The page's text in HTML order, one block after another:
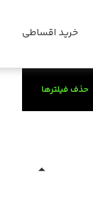
خرید اقساطی
حذف فیلترها